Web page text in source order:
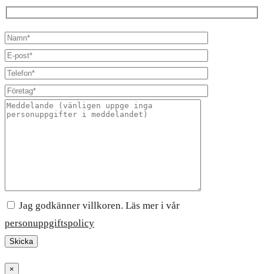
Jag godkänner villkoren. Läs mer i vår
personuppgiftspolicy
×